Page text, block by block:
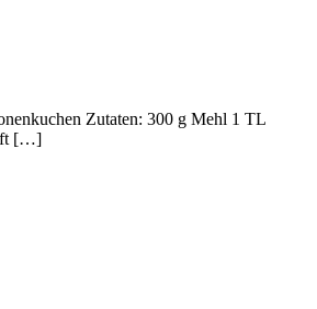
Zutaten: 300 g Mehl 1 TL
[…]